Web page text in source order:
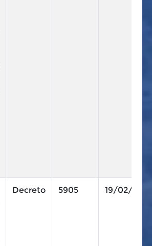
Decreto 5905 19/02/2026